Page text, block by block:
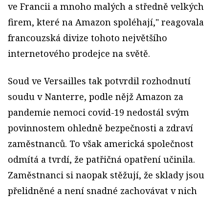
ve Francii a mnoho malých a středně velkých
firem, které na Amazon spoléhají," reagovala
francouzská divize tohoto největšího
internetového prodejce na světě.
Soud ve Versailles tak potvrdil rozhodnutí
soudu v Nanterre, podle nějž Amazon za
pandemie nemoci covid-19 nedostál svým
povinnostem ohledně bezpečnosti a zdraví
zaměstnanců. To však americká společnost
odmítá a tvrdí, že patřičná opatření učinila.
Zaměstnanci si naopak stěžují, že sklady jsou
přelidněné a není snadné zachovávat v nich